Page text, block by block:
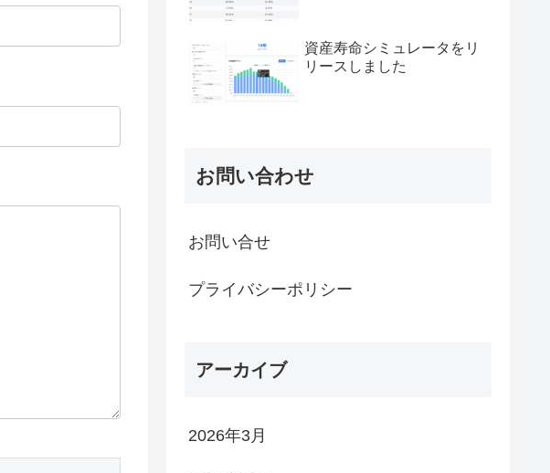
資産寿命シミュレータをリ
リースしました
お問い合わせ
お問い合せ
プライバシーポリシー
アーカイブ
2026年3月